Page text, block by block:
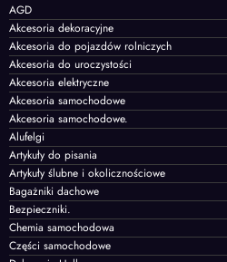
AGD
Akcesoria dekoracyjne
Akcesoria do pojazdów rolniczych
Akcesoria do uroczystości
Akcesoria elektryczne
Akcesoria samochodowe
Akcesoria samochodowe.
Alufelgi
Artykuły do pisania
Artykuły ślubne i okolicznościowe
Bagażniki dachowe
Bezpieczniki.
Chemia samochodowa
Części samochodowe